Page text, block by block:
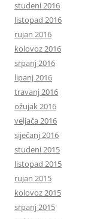
studeni 2016
listopad 2016
rujan 2016
kolovoz 2016
srpanj 2016
lipanj 2016
travanj 2016
ožujak 2016
veljača 2016
siječanj 2016
studeni 2015
listopad 2015
rujan 2015
kolovoz 2015
srpanj 2015